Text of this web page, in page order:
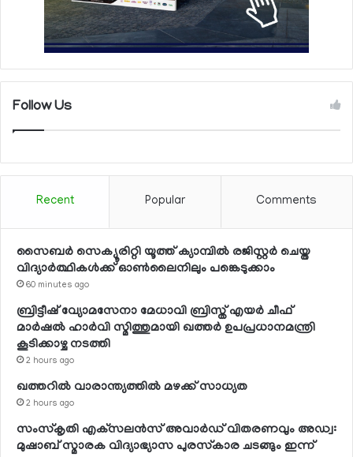
Follow Us
Recent Popular Comments
സൈബര്‍ സെക്യൂരിറ്റി യൂത്ത് ക്യാമ്പില്‍ രജിസ്റ്റര്‍ ചെയ്ത
വിദ്യാര്‍ത്ഥികള്‍ക്ക് ഓണ്‍ലൈനിലും പങ്കെടുക്കാം
60 minutes ago
ബ്രിട്ടീഷ് വ്യോമസേനാ മേധാവി ബ്രിസ്ത് എയര്‍ ചീഫ്
മാര്‍ഷല്‍ ഹാര്‍വി സ്മിത്തുമായി ഖത്തര്‍ ഉപപ്രധാനമന്ത്രി
കൂടിക്കാഴ്ച നടത്തി
2 hours ago
ഖത്തറില്‍ വാരാന്ത്യത്തില്‍ മഴക്ക് സാധ്യത
2 hours ago
സംസ്‌കൃതി എക്‌സലന്‍സ് അവാര്‍ഡ് വിതരണവും അഡ്വ:
മുഷാബ് സ്മാരക വിദ്യാഭ്യാസ പുരസ്‌കാര ചടങ്ങും ഇന്ന്